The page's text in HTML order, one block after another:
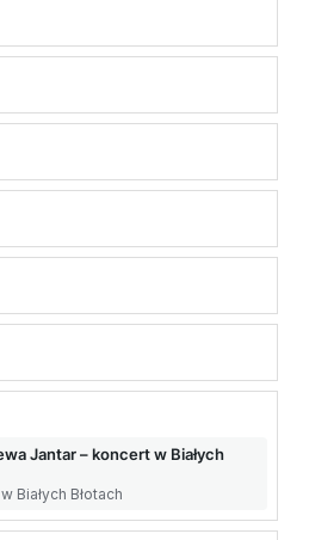
Jantar – koncert w Białych
Białych Błotach